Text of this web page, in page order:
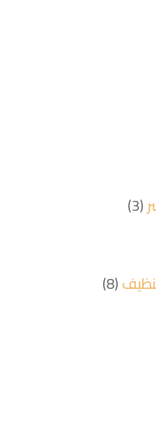
(3)
(8)